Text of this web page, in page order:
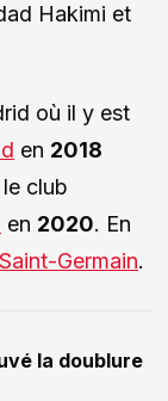
Hakimi et
où il y est
en 2018
club
en 2020. En
Germain.
la doublure